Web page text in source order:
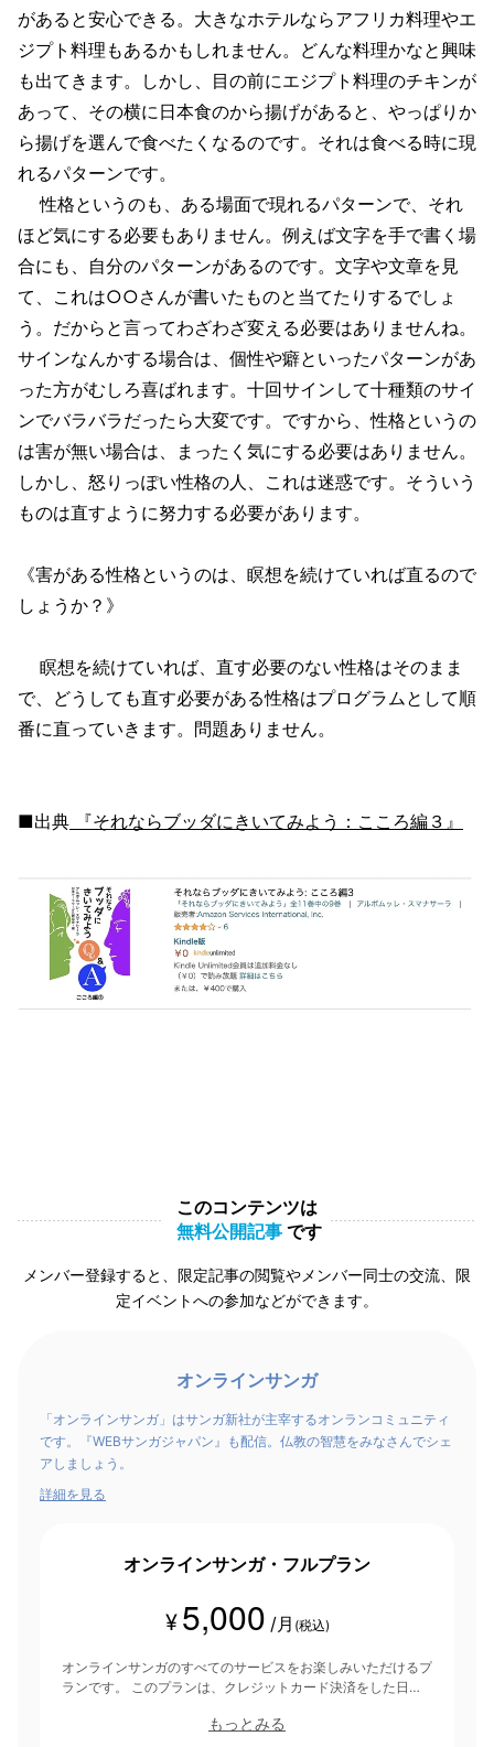
があると安心できる。大きなホテルならアフリカ料理やエ
ジプト料理もあるかもしれません。どんな料理かなと興味
も出てきます。しかし、目の前にエジプト料理のチキンが
あって、その横に日本食のから揚げがあると、やっぱりか
ら揚げを選んで食べたくなるのです。それは食べる時に現
れるパターンです。
性格というのも、ある場面で現れるパターンで、それ
ほど気にする必要もありません。例えば文字を手で書く場
合にも、自分のパターンがあるのです。文字や文章を見
て、これは○○さんが書いたものと当てたりするでしょ
う。だからと言ってわざわざ変える必要はありませんね。
サインなんかする場合は、個性や癖といったパターンがあ
った方がむしろ喜ばれます。十回サインして十種類のサイ
ンでバラバラだったら大変です。ですから、性格というの
は害が無い場合は、まったく気にする必要はありません。
しかし、怒りっぽい性格の人、これは迷惑です。そういう
ものは直すように努力する必要があります。
《害がある性格というのは、瞑想を続けていれば直るので
しょうか？》
瞑想を続けていれば、直す必要のない性格はそのまま
で、どうしても直す必要がある性格はプログラムとして順
番に直っていきます。問題ありません。
■出典 『それならブッダにきいてみよう：こころ編３』
このコンテンツは
無料公開記事 です
メンバー登録すると、限定記事の閲覧やメンバー同士の交流、限
定イベントへの参加などができます。
オンラインサンガ
「オンラインサンガ」はサンガ新社が主宰するオンランコミュニティ
です。『WEBサンガジャパン』も配信。仏教の智慧をみなさんでシェ
アしましょう。
詳細を見る
オンラインサンガ・フルプラン
¥ 5,000 /月 (税込)
オンラインサンガのすべてのサービスをお楽しみいただけるプ
ランです。 このプランは、クレジットカード決済をした日を
もっとみる